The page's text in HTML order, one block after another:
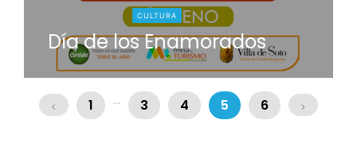
CULTURA
Día de los Enamorados
1 ... 3 4 5 6